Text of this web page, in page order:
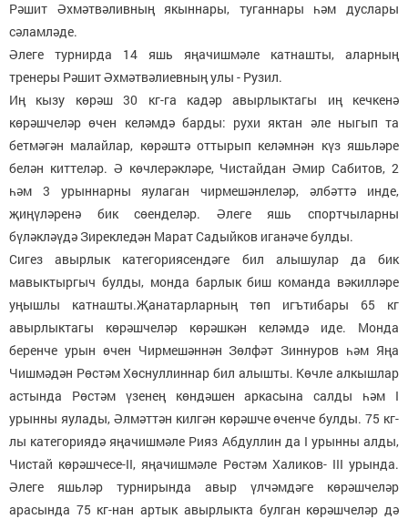
Рәшит Әхмәтвәливның якыннары, туганнары һәм дуслары
сәламләде.
Әлеге турнирда 14 яшь яңачишмәле катнашты, аларның
тренеры Рәшит Әхмәтвәлиевның улы - Рузил.
Иң кызу көрәш 30 кг-га кадәр авырлыктагы иң кечкенә
көрәшчеләр өчен келәмдә барды: рухи яктан әле ныгып та
бетмәгән малайлар, көрәштә оттырып келәмнән күз яшьләре
белән киттеләр. Ә көчлерәкләре, Чистайдан Әмир Сабитов, 2
һәм 3 урыннарны яулаган чирмешәнлеләр, әлбәттә инде,
җиңүләренә бик сөенделәр. Әлеге яшь спортчыларны
бүләкләүдә Зирекледән Марат Садыйков иганәче булды.
Сигез авырлык категориясендәге бил алышулар да бик
мавыктыргыч булды, монда барлык биш команда вәкилләре
уңышлы катнашты.Җанатарларның төп игътибары 65 кг
авырлыктагы көрәшчеләр көрәшкән келәмдә иде. Монда
беренче урын өчен Чирмешәннән Зөлфәт Зиннуров һәм Яңа
Чишмәдән Рөстәм Хөснуллиннар бил алышты. Көчле алкышлар
астында Рөстәм үзенең көндәшен аркасына салды һәм I
урынны яулады, Әлмәттән килгән көрәшче өченче булды. 75 кг-
лы категориядә яңачишмәле Рияз Абдуллин да I урынны алды,
Чистай көрәшчесе-II, яңачишмәле Рөстәм Халиков- III урында.
Әлеге яшьләр турнирында авыр үлчәмдәге көрәшчеләр
арасында 75 кг-нан артык авырлыкта булган көрәшчеләр дә